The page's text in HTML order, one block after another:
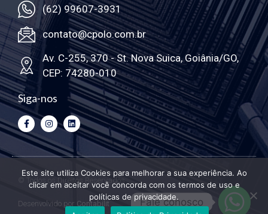
(62) 99607-3931
contato@cpolo.com.br
Av. C-255, 370 - St. Nova Suica, Goiânia/GO,
CEP: 74280-010
Siga-nos
© Todos os Direitos Reservados
Desenvolvido por Contabilit
Este site utiliza Cookies para melhorar a sua experiência. Ao
clicar em aceitar você concorda com os termos de uso e
políticas de privacidade.
Fale conosco